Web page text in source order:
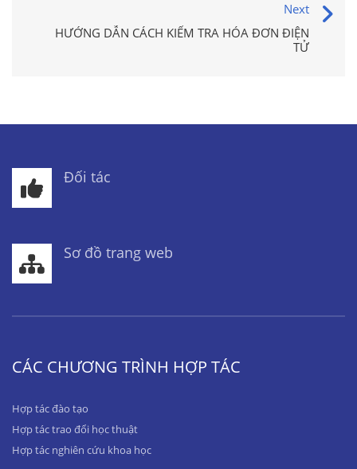
Next
HƯỚNG DẪN CÁCH KIỂM TRA HÓA ĐƠN ĐIỆN
TỬ
Đối tác
Sơ đồ trang web
CÁC CHƯƠNG TRÌNH HỢP TÁC
Hợp tác đào tạo
Hợp tác trao đổi học thuật
Hợp tác nghiên cứu khoa học